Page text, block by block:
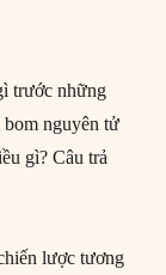
trước những
nguyên tử
gì? Câu trả
lược tương